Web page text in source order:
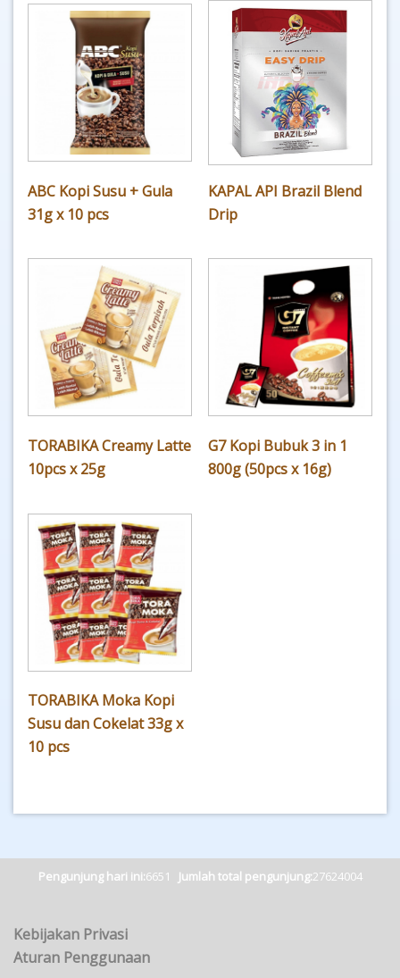
ABC Kopi Susu + Gula
31g x 10 pcs
KAPAL API Brazil Blend
Drip
TORABIKA Creamy Latte
10pcs x 25g
G7 Kopi Bubuk 3 in 1
800g (50pcs x 16g)
TORABIKA Moka Kopi
Susu dan Cokelat 33g x
10 pcs
Pengunjung hari ini:6651 Jumlah total pengunjung:27624004
Kebijakan Privasi
Aturan Penggunaan